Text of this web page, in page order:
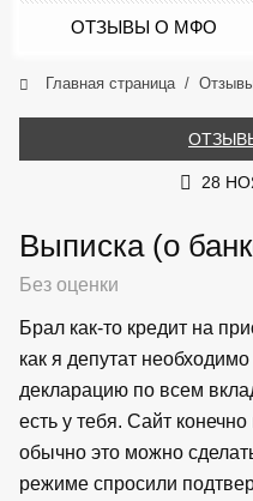
ОТЗЫВЫ О МФО
Главная страница
28
Выписка (о
Без оценки
Брал как-то кредит на
как я депутат
декларацию по всем
есть у тебя. Сайт
обычно это можно
режиме спросили